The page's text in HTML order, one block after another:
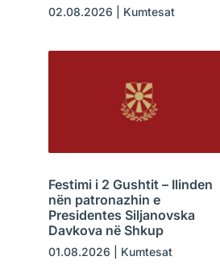
02.08.2026 Kumtesat
Festimi i 2 Gushtit – Ilinden
nën patronazhin e
Presidentes Siljanovska
Davkova në Shkup
01.08.2026 Kumtesat